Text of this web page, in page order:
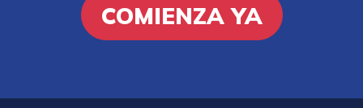
COMIENZA YA